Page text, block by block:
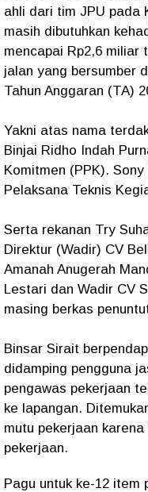
ahli dari tim JPU pada
masih dibutuhkan
mencapai Rp2,6 miliar
jalan yang bersumber
Tahun Anggaran (TA)
Yakni atas nama
Binjai Ridho Indah
Komitmen (PPK).
Pelaksana Teknis
Serta rekanan Try
Direktur (Wadir) CV
Amanah Anugerah
Lestari dan Wadir CV
masing berkas
Binsar Sirait
didamping pengguna
pengawas pekerjaan
ke lapangan.
mutu pekerjaan
pekerjaan.
Pagu untuk ke-12 item